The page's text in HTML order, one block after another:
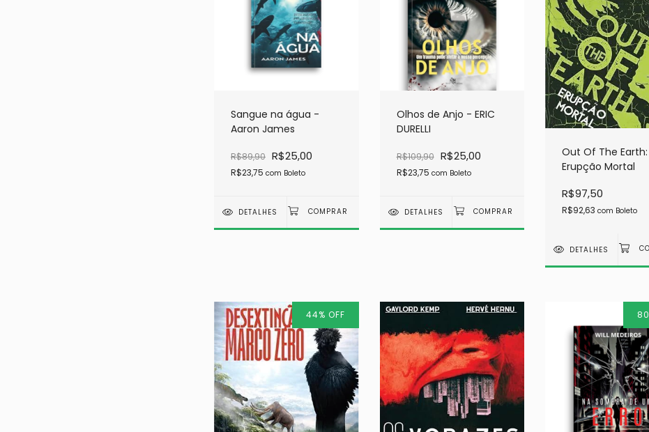
Sangue na água -
Aaron James
R$89,90 R$25,00
R$23,75 com Boleto
DETALHES
Olhos de Anjo - ERIC
DURELLI
R$109,90 R$25,00
R$23,75 com Boleto
DETALHES
Out Of The Earth:
Erupção Mortal
R$97,50
R$92,63 com Boleto
DETALHES
44% OFF 80